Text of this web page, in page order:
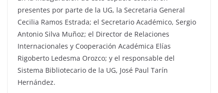
presentes por parte de la UG, la Secretaria General
Cecilia Ramos Estrada; el Secretario Académico, Sergio
Antonio Silva Muñoz; el Director de Relaciones
Internacionales y Cooperación Académica Elías
Rigoberto Ledesma Orozco; y el responsable del
Sistema Bibliotecario de la UG, José Paul Tarín
Hernández.